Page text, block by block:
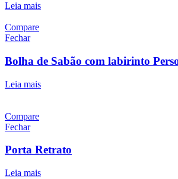
Leia mais
Compare
Fechar
Bolha de Sabão com labirinto
Leia mais
Compare
Fechar
Porta Retrato
Leia mais